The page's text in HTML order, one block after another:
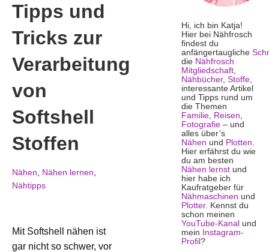
Tipps und
Tricks zur
Verarbeitung
von
Softshell
Stoffen
Nähen Nähen lernen
Nähtipps
Mit Softshell nähen ist
gar nicht so schwer, vor
Hi, ich bin Katja!
Hier bei Nähfrosch
findest du
anfängertaugliche
die Nähfrosch
Mitgliedschaft,
Nähbücher, Stoffe,
interessante Artikel
und Tipps rund um
die Themen
Familie, Reisen,
Fotografie– und
alles über’s
Nähen und Plotten.
Hier erfährst du wie
du am besten
Nähen lernstund
hier habe ich
Kaufratgeber für
Nähmaschinen und
Plotter. Kennst du
schon meinen
YouTube-Kanal und
mein
Instagram-
Profil ?